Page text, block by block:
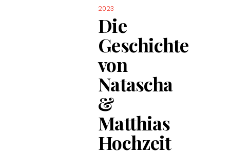
2023
Die
Geschichte
von
Natascha
&
Matthias
Hochzeit